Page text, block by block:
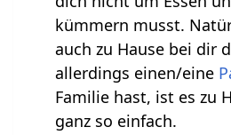
kümmern musst.
auch zu Hause bei dir
allerdings einen/eine
Familie hast, ist es zu
ganz so einfach.